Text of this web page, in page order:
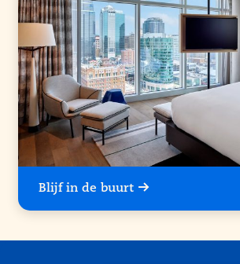
Blijf in de buurt